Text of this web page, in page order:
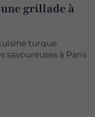
grillade à
turque
à Paris